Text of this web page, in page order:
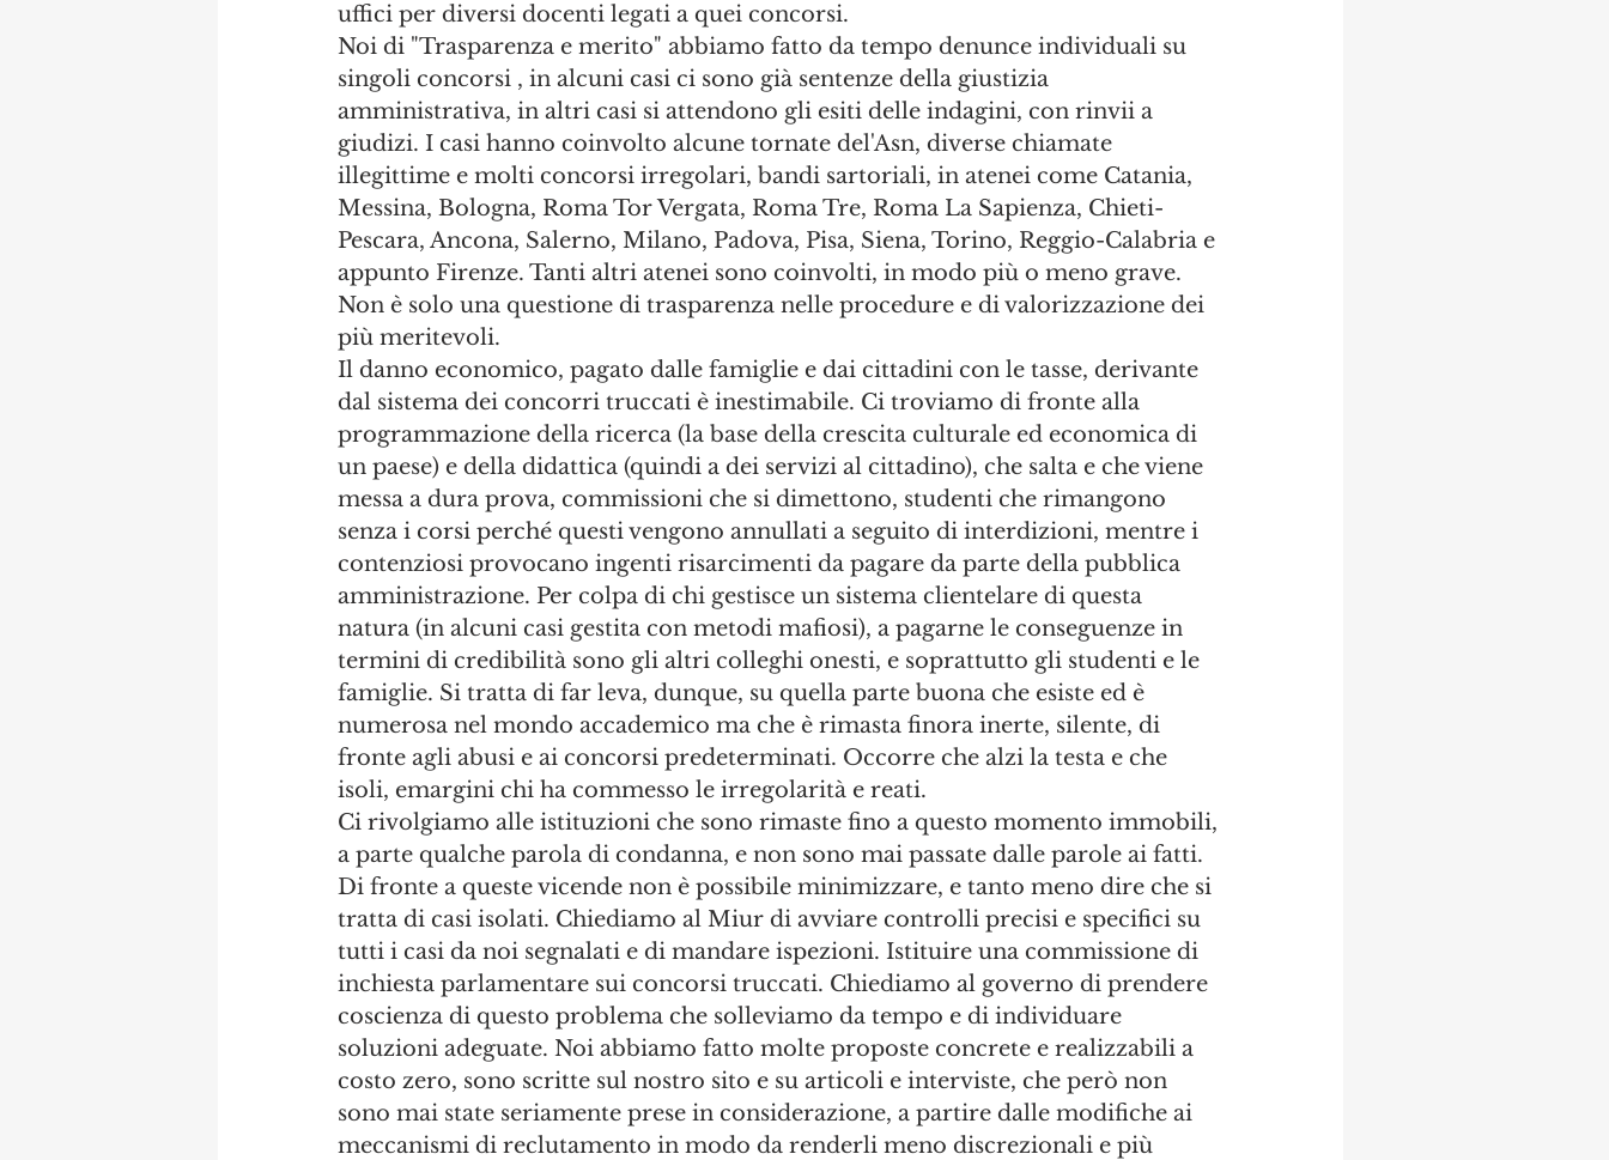
uffici per diversi docenti legati a quei concorsi.
Noi di "Trasparenza e merito" abbiamo fatto da tempo denunce individuali su
singoli concorsi , in alcuni casi ci sono già sentenze della giustizia
amministrativa, in altri casi si attendono gli esiti delle indagini, con rinvii a
giudizi. I casi hanno coinvolto alcune tornate del'Asn, diverse chiamate
illegittime e molti concorsi irregolari, bandi sartoriali, in atenei come Catania,
Messina, Bologna, Roma Tor Vergata, Roma Tre, Roma La Sapienza, Chieti-
Pescara, Ancona, Salerno, Milano, Padova, Pisa, Siena, Torino, Reggio-Calabria e
appunto Firenze. Tanti altri atenei sono coinvolti, in modo più o meno grave.
Non è solo una questione di trasparenza nelle procedure e di valorizzazione dei
più meritevoli.
Il danno economico, pagato dalle famiglie e dai cittadini con le tasse, derivante
dal sistema dei concorri truccati è inestimabile. Ci troviamo di fronte alla
programmazione della ricerca (la base della crescita culturale ed economica di
un paese) e della didattica (quindi a dei servizi al cittadino), che salta e che viene
messa a dura prova, commissioni che si dimettono, studenti che rimangono
senza i corsi perché questi vengono annullati a seguito di interdizioni, mentre i
contenziosi provocano ingenti risarcimenti da pagare da parte della pubblica
amministrazione. Per colpa di chi gestisce un sistema clientelare di questa
natura (in alcuni casi gestita con metodi mafiosi), a pagarne le conseguenze in
termini di credibilità sono gli altri colleghi onesti, e soprattutto gli studenti e le
famiglie. Si tratta di far leva, dunque, su quella parte buona che esiste ed è
numerosa nel mondo accademico ma che è rimasta finora inerte, silente, di
fronte agli abusi e ai concorsi predeterminati. Occorre che alzi la testa e che
isoli, emargini chi ha commesso le irregolarità e reati.
Ci rivolgiamo alle istituzioni che sono rimaste fino a questo momento immobili,
a parte qualche parola di condanna, e non sono mai passate dalle parole ai fatti.
Di fronte a queste vicende non è possibile minimizzare, e tanto meno dire che si
tratta di casi isolati. Chiediamo al Miur di avviare controlli precisi e specifici su
tutti i casi da noi segnalati e di mandare ispezioni. Istituire una commissione di
inchiesta parlamentare sui concorsi truccati. Chiediamo al governo di prendere
coscienza di questo problema che solleviamo da tempo e di individuare
soluzioni adeguate. Noi abbiamo fatto molte proposte concrete e realizzabili a
costo zero, sono scritte sul nostro sito e su articoli e interviste, che però non
sono mai state seriamente prese in considerazione, a partire dalle modifiche ai
meccanismi di reclutamento in modo da renderli meno discrezionali e più